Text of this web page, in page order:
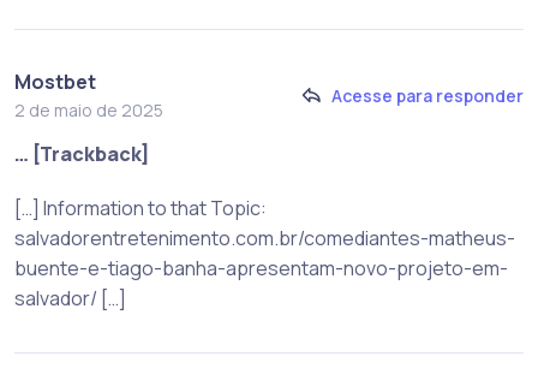
Mostbet
2 de maio de 2025
Acesse para responder
… [Trackback]
[…] Information to that Topic:
salvadorentretenimento.com.br/comediantes-matheus-
buente-e-tiago-banha-apresentam-novo-projeto-em-
salvador/ […]